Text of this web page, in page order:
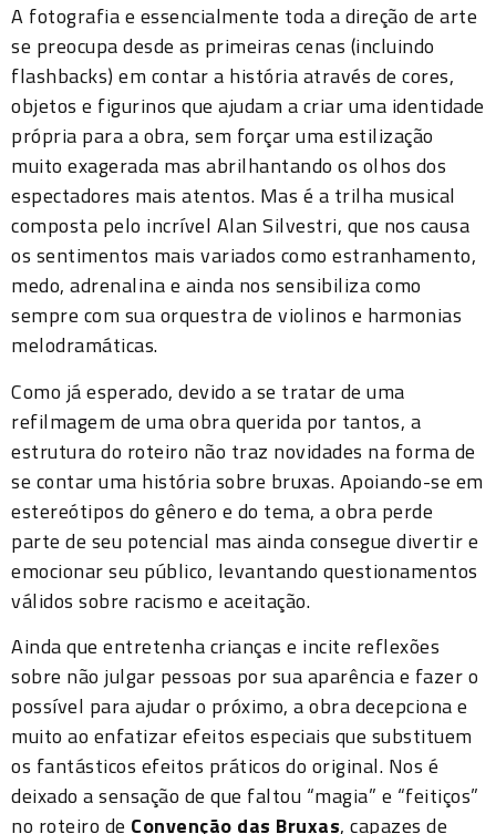
A fotografia e essencialmente toda a direção de arte
se preocupa desde as primeiras cenas (incluindo
flashbacks) em contar a história através de cores,
objetos e figurinos que ajudam a criar uma identidade
própria para a obra, sem forçar uma estilização
muito exagerada mas abrilhantando os olhos dos
espectadores mais atentos. Mas é a trilha musical
composta pelo incrível Alan Silvestri, que nos causa
os sentimentos mais variados como estranhamento,
medo, adrenalina e ainda nos sensibiliza como
sempre com sua orquestra de violinos e harmonias
melodramáticas.
Como já esperado, devido a se tratar de uma
refilmagem de uma obra querida por tantos, a
estrutura do roteiro não traz novidades na forma de
se contar uma história sobre bruxas. Apoiando-se em
estereótipos do gênero e do tema, a obra perde
parte de seu potencial mas ainda consegue divertir e
emocionar seu público, levantando questionamentos
válidos sobre racismo e aceitação.
Ainda que entretenha crianças e incite reflexões
sobre não julgar pessoas por sua aparência e fazer o
possível para ajudar o próximo, a obra decepciona e
muito ao enfatizar efeitos especiais que substituem
os fantásticos efeitos práticos do original. Nos é
deixado a sensação de que faltou “magia” e “feitiços”
no roteiro de Convenção das Bruxas, capazes de